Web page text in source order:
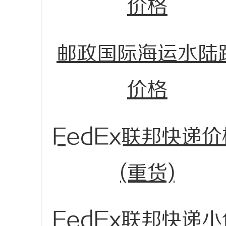
价格
邮政国际海运水陆
价格
FedEx联邦快递价
(重货)
FedEx联邦快递小